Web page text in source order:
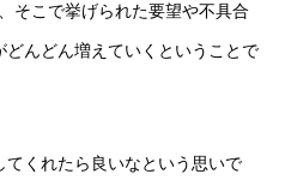
そこで挙げられた要望や不具合
んどん増えていくということで
くれたら良いなという思いで